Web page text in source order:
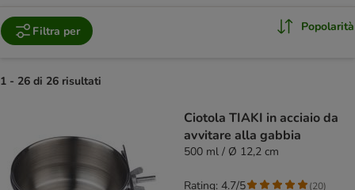
Filtra per Popolarità
1 - 26 di 26 risultati
Ciotola TIAKI in acciaio da
avvitare alla gabbia
500 ml / Ø 12,2 cm
Rating: 4.7/5 (20)